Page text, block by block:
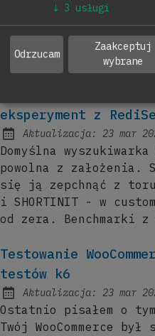
Automatyzacja
WordPress od A do Z
Code stawia pipeline,
codzienną pracę.
Szybka wyszukiwarka
eksperyment z
Aktualizacja: 23 mar
Domyślna wyszukiwarka
powolna z założenia.
się ją zepchnąć z toru
i SHORTINIT - w
od zera. Benchmarki z
Testowanie
testów k6
Aktualizacja: 23 mar
Ostatnio pisałem o
Twój WooCommerce
↓ 3 usługi
Odrzucam
Zaakceptuj
wybrane